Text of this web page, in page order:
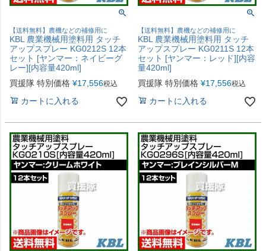
【送料無料】農機などの補修用に
KBL 農業機械用塗料用 タッチ
アップスプレー KG0212S 12本
セット [ヤンマー：ネイビーグ
レー][内容量420ml]
買援隊 特別価格 ¥17,556税込
カートに入れる
【送料無料】農機などの補修用に
KBL 農業機械用塗料用 タッチ
アップスプレー KG0211S 12本
セット [ヤンマー：レッド][内容
量420ml]
買援隊 特別価格 ¥17,556税込
カートに入れる